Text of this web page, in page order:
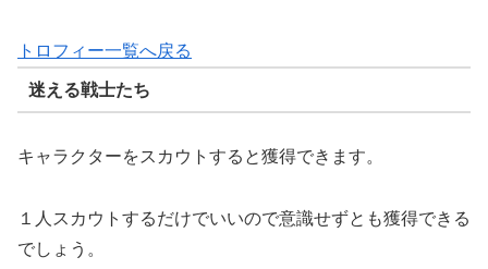
トロフィー一覧へ戻る
迷える戦士たち
キャラクターをスカウトすると獲得できます。
１人スカウトするだけでいいので意識せずとも獲得できる
でしょう。